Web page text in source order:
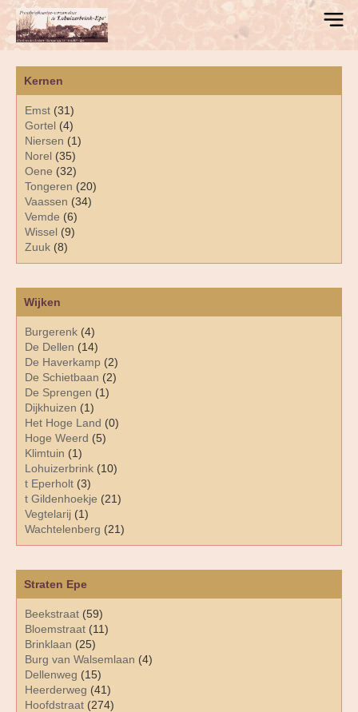
Kernen
Emst (31)
Gortel (4)
Niersen (1)
Norel (35)
Oene (32)
Tongeren (20)
Vaassen (34)
Vemde (6)
Wissel (9)
Zuuk (8)
Straten Epe
Beekstraat (59)
Bloemstraat (11)
Brinklaan (25)
Burg van Walsemlaan (4)
Dellenweg (15)
Heerderweg (41)
Hoofdstraat (274)
Wijken
Burgerenk (4)
De Dellen (14)
De Haverkamp (2)
De Schietbaan (2)
De Sprengen (1)
Dijkhuizen (1)
Het Hoge Land (0)
Hoge Weerd (5)
Klimtuin (1)
Lohuizerbrink (10)
t Eperholt (3)
t Gildenhoekje (21)
Vegtelarij (1)
Wachtelenberg (21)